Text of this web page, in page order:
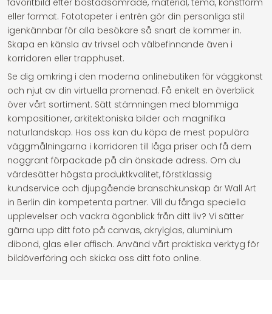
favoritbild efter bostadsområde, material, tema, konstform
eller format. Fototapeter i entrén gör din personliga stil
igenkännbar för alla besökare så snart de kommer in.
Skapa en känsla av trivsel och välbefinnande även i
korridoren eller trapphuset.
Se dig omkring i den moderna onlinebutiken för väggkonst
och njut av din virtuella promenad. Få enkelt en överblick
över vårt sortiment. Sätt stämningen med blommiga
kompositioner, arkitektoniska bilder och magnifika
naturlandskap. Hos oss kan du köpa de mest populära
väggmålningarna i korridoren till låga priser och få dem
noggrant förpackade på din önskade adress. Om du
värdesätter högsta produktkvalitet, förstklassig
kundservice och djupgående branschkunskap är Wall Art
in Berlin din kompetenta partner. Vill du fånga speciella
upplevelser och vackra ögonblick från ditt liv? Vi sätter
gärna upp ditt foto på canvas, akrylglas, aluminium
dibond, glas eller affisch. Använd vårt praktiska verktyg för
bildöverföring och skicka oss ditt foto online.